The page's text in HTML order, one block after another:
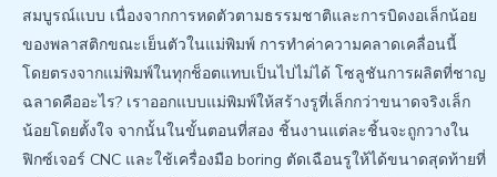
สมบูรณ์แบบ เนื่องจากการหดตัวตามธรรมชาติและการบิดงอเล็กน้อย
ของพลาสติกขณะเย็นตัวในแม่พิมพ์ การทำค่าความคลาดเคลื่อนนี้
โดยตรงจากแม่พิมพ์ในทุกช็อตแทบเป็นไปไม่ได้ โซลูชันการผลิตที่ชาญ
ฉลาดคืออะไร? เราออกแบบแม่พิมพ์ให้สร้างรูที่เล็กกว่าขนาดจริงเล็ก
น้อยโดยตั้งใจ จากนั้นในขั้นตอนที่สอง ชิ้นงานแต่ละชิ้นจะถูกวางใน
ฟิกซ์เจอร์ CNC และใช้เครื่องมือ boring ตัดเฉือนรูให้ได้ขนาดสุดท้ายที่